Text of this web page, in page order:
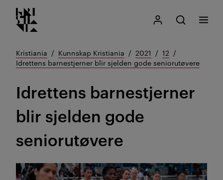
Gå
til
Kristiania logo
Mitt Kristiania
Åpne søk
Søk
Meny
Kristiania Kunnskap Kristiania 2021
12
Idrettens barnestjerner blir sjelden gode seniorutøvere
Idrettens barnestjerner
blir sjelden gode
seniorutøvere